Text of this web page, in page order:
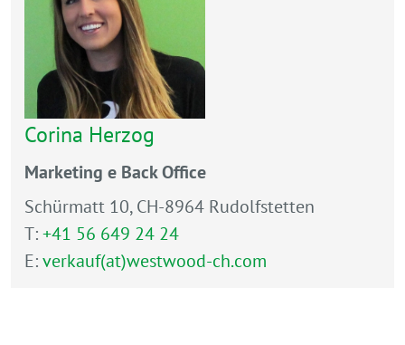
Corina Herzog
Marketing e Back Office
Schürmatt 10, CH-8964 Rudolfstetten
T:+41 56 649 24 24
E:verkauf(at)westwood-ch.com